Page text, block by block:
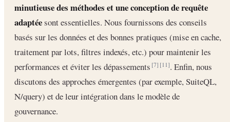
minutieuse des méthodes et une conception de requête
adaptéesont essentielles. Nous fournissons des conseils
basés sur les données et des bonnes pratiques (mise en cache,
traitement par lots, filtres indexés, etc.) pour maintenir les
performances et éviter les dépassements[7] [11]. Enfin, nous
discutons des approches émergentes (par exemple, SuiteQL,
N/query) et de leur intégration dans le modèle de
gouvernance.